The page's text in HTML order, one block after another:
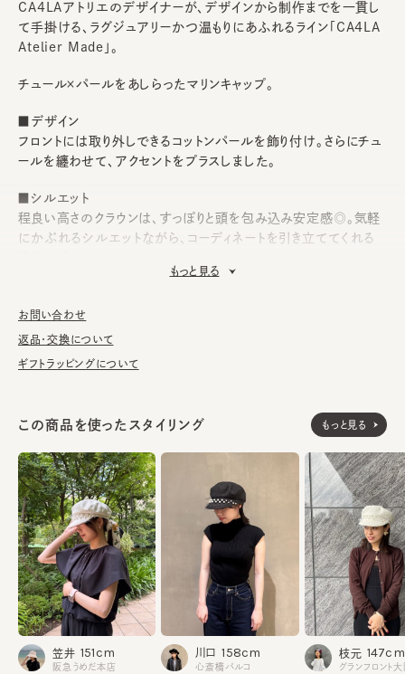
CA4LAアトリエのデザイナーが、デザインから制作までを一貫し
て手掛ける、ラグジュアリーかつ温もりにあふれるライン「CA4LA
Atelier Made」。
チュール×パールをあしらったマリンキャップ。
■デザイン
フロントには取り外しできるコットンパールを飾り付け。さらにチュ
ールを纏わせて、アクセントをプラスしました。
■シルエット
程良い高さのクラウンは、すっぽりと頭を包み込み安定感◎。気軽
にかぶれるシルエットながら、コーディネートを引き立ててくれる
リネンのジャガード生地を使用。さらっとした風合いは涼し気な印
象で、春夏シーズンにピッタリです。
■お手入れ方法
が汚れてしまう前の対策として、汗止めのハットライナーのお勧め
しております。
※サイズ調節スベリ仕様（サイズを小さくする際は、調節テープを
まっすぐ引き出してください。逆向きに引っ張るとスベリを破損する
可能性がございます。）
※柄の出方は個体差があります。
素材
本体：麻100%
裏地：ポリエチレン82% 綿18%
生産国 made in JAPAN
もっと見る
お問い合わせ
返品・交換について
ギフトラッピングについて
この商品を使ったスタイリング もっと見る
笠井 151cm
阪急うめだ本店
川口 158cm
心斎橋パルコ
枝元 147cm
グランフロント